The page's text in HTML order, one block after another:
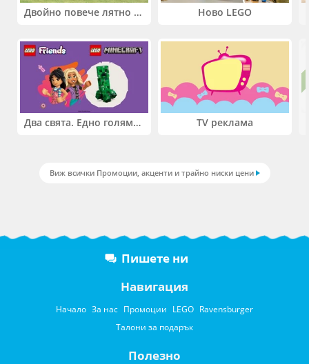
Двойно повече лятно забавление! Купи 2 продукта INTEX и вземи -33%
Два свята. Едно голямо приключение. Купи 2 продукта LEGO® Friends и/или LEGO® Minecraft и вземи -27%
Ново LEGO
TV реклама
Виж всички Промоции, акценти и трайно ниски цени
Пишете ни
Навигация
Начало За нас Промоции LEGO Ravensburger
Талони за подарък
Полезно